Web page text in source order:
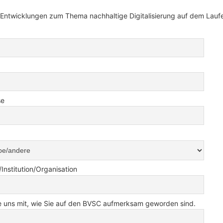
zum Thema nachhaltige Digitalisierung auf dem
Organisation
uns mit, wie Sie auf den BVSC aufmerksam geworden sind.